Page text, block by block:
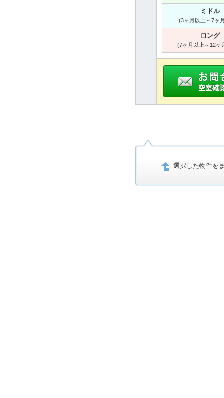
ミドル
(3ヶ月以上～7ヶ
ロング
(7ヶ月以上～12ヶ
選択した物件を